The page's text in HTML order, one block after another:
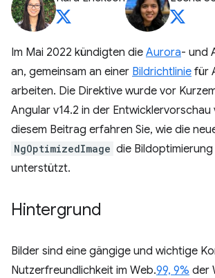
Im Mai 2022 kündigten die Aurora- und
an, gemeinsam an einer Bildrichtlinie für
arbeiten. Die Direktive wurde vor
Angular v14.2 in der
diesem Beitrag erfahren Sie, wie die
NgOptimizedImage die
unterstützt.
Hintergrund
Bilder sind eine gängige und wichtige
Nutzerfreundlichkeit im Web.99, 9% der